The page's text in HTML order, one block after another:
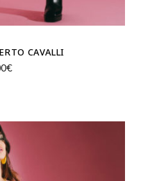
CAVALLI
€